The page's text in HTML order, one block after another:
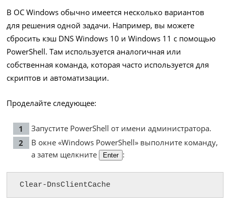
В ОС Windows обычно имеется несколько вариантов
для решения одной задачи. Например, вы можете
сбросить кэш DNS Windows 10 и Windows 11 с помощью
PowerShell. Там используется аналогичная или
собственная команда, которая часто используется для
скриптов и автоматизации.
Проделайте следующее:
Запустите PowerShell от имени администратора.
В окне «Windows PowerShell» выполните команду,
а затем щелкните
Enter :
Clear-DnsClientCache